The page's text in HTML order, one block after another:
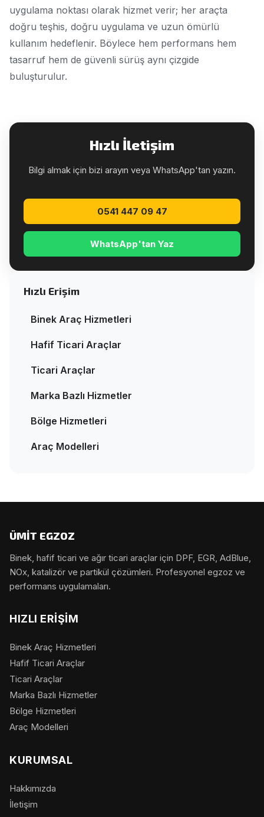
uygulama noktası olarak hizmet verir; her araçta
doğru teşhis, doğru uygulama ve uzun ömürlü
kullanım hedeflenir. Böylece hem performans hem
tasarruf hem de güvenli sürüş aynı çizgide
buluşturulur.
Hızlı İletişim
Bilgi almak için bizi arayın veya WhatsApp'tan yazın.
0541 447 09 47
WhatsApp'tan Yaz
Hızlı Erişim
Binek Araç Hizmetleri
Hafif Ticari Araçlar
Ticari Araçlar
Marka Bazlı Hizmetler
Bölge Hizmetleri
Araç Modelleri
ÜMİT EGZOZ
Binek, hafif ticari ve ağır ticari araçlar için DPF, EGR, AdBlue,
NOx, katalizör ve partikül çözümleri. Profesyonel egzoz ve
performans uygulamaları.
HIZLI ERIŞIM
Binek Araç Hizmetleri
Hafif Ticari Araçlar
Ticari Araçlar
Marka Bazlı Hizmetler
Bölge Hizmetleri
Araç Modelleri
KURUMSAL
Hakkımızda
İletişim